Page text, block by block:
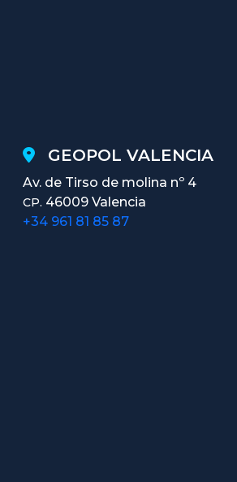
GEOPOL VALENCIA
Av. de Tirso de molina nº 4
CP. 46009 Valencia
+34 961 81 85 87